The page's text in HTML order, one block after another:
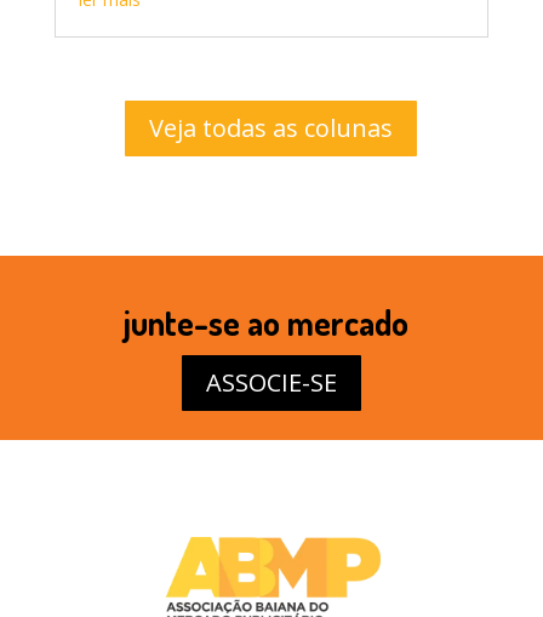
Veja todas as colunas
junte-se ao mercado
ASSOCIE-SE